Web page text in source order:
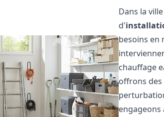
Dans la
d'
besoins en
chauffage
offrons
engageons